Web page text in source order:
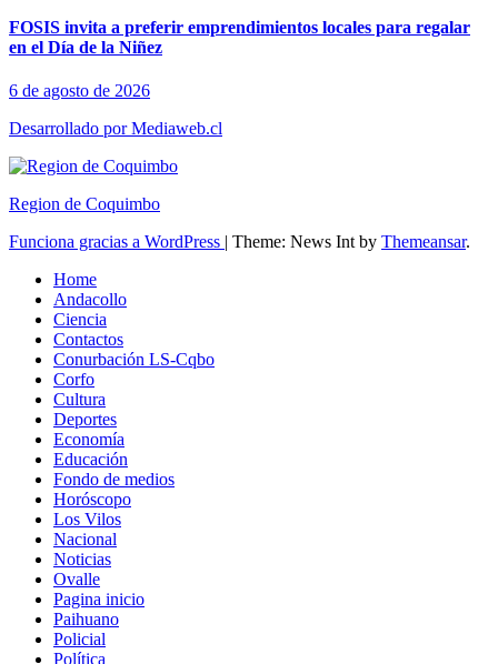
FOSIS invita a preferir emprendimientos locales para regalar
en el Día de la Niñez
6 de agosto de 2026
Desarrollado por Mediaweb.cl
Region de Coquimbo
Funciona gracias a WordPress | Theme: News Int by Themeansar.
Home
Andacollo
Ciencia
Contactos
Conurbación LS-Cqbo
Corfo
Cultura
Deportes
Economía
Educación
Fondo de medios
Horóscopo
Los Vilos
Nacional
Noticias
Ovalle
Pagina inicio
Paihuano
Policial
Política